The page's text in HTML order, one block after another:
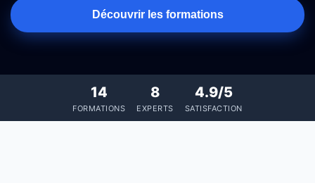
Découvrir les formations
14
FORMATIONS
8
EXPERTS
4.9/5
SATISFACTION